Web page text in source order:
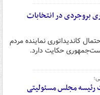
بروجردی در انتخابات
کاندیداتوری نماینده مردم
حکایت‌ دارد.
رئیسه مجلس مسئولیتی